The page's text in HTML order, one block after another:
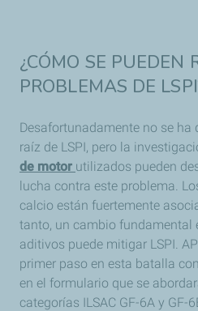
¿CÓMO SE PUEDEN
PROBLEMAS DE
Desafortunadamente no se ha
raíz de LSPI, pero la
de motor utilizados pueden
lucha contra este problema.
calcio están fuertemente
tanto, un cambio fundamental
aditivos puede mitigar LSPI.
primer paso en esta batalla
en el formulario que se
categorías ILSAC GF-6A y GF-